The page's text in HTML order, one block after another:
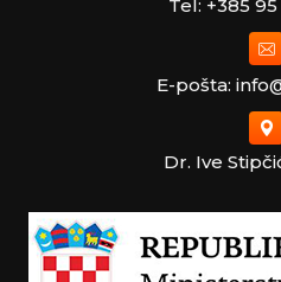
Tel: +385 95
E-pošta:
Dr. Ive